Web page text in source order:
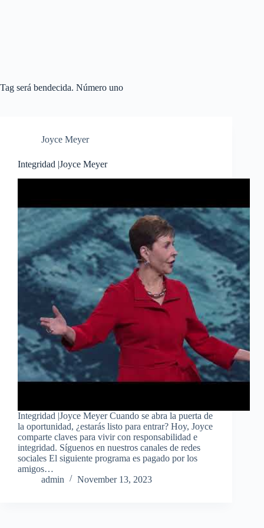
Tag será bendecida. Número uno
Joyce Meyer
Integridad |Joyce Meyer
Integridad |Joyce Meyer Cuando se abra la puerta de
la oportunidad, ¿estarás listo para entrar? Hoy, Joyce
comparte claves para vivir con responsabilidad e
integridad. Síguenos en nuestros canales de redes
sociales El siguiente programa es pagado por los
amigos…
admin
November 13, 2023